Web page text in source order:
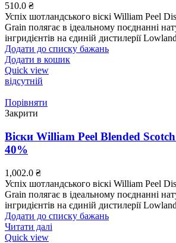
510.0 ₴
Успіх шотландського віскі William Peel
Grain полягає в ідеальному поєднанні
інгридієнтів на єдиній дистилерії
Додати до списку бажань
Додати в кошик
Quick view
відсутній
Порівняти
Закрити
Віски William Peel Blended
40%
1,002.0 ₴
Успіх шотландського віскі William Peel
Grain полягає в ідеальному поєднанні
інгридієнтів на єдиній дистилерії
Додати до списку бажань
Читати далі
Quick view